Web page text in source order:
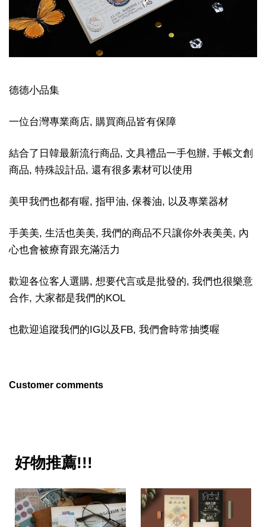
德德小品集
一位台灣專業商店, 購買商品皆有保障
結合了日韓最新流行商品, 文具禮品一手包辦, 手帳文創
商品, 特殊設計品, 還有很多素材可以使用
美甲我們也都有喔, 指甲油, 保養油, 以及專業器材
手美美, 生活也美美, 我們的商品不只讓你外表美美, 內
心也會被療育跟充滿活力
歡迎各位客人選購, 想要代言或是批發的, 我們也很樂意
合作, 大家都是我們的KOL
也歡迎追蹤我們的IG以及FB, 我們會時常抽獎喔
Customer comments
好物推薦!!!